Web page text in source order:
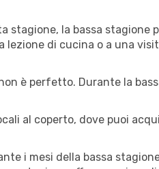
stagione, la bassa stagione
lezione di cucina o a una
è perfetto. Durante la
al coperto, dove puoi
i mesi della bassa